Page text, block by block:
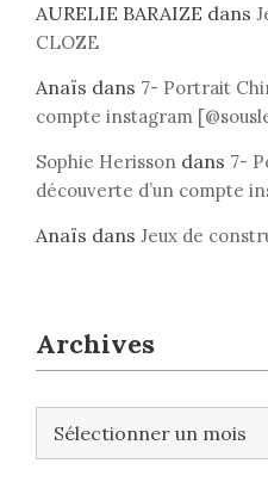
AURELIE BARAIZE dans
CLOZE
Anaïs dans 7- Portrait
compte instagram
Sophie Herisson dans 7-
découverte d’un compte
Anaïs dans Jeux de
Archives